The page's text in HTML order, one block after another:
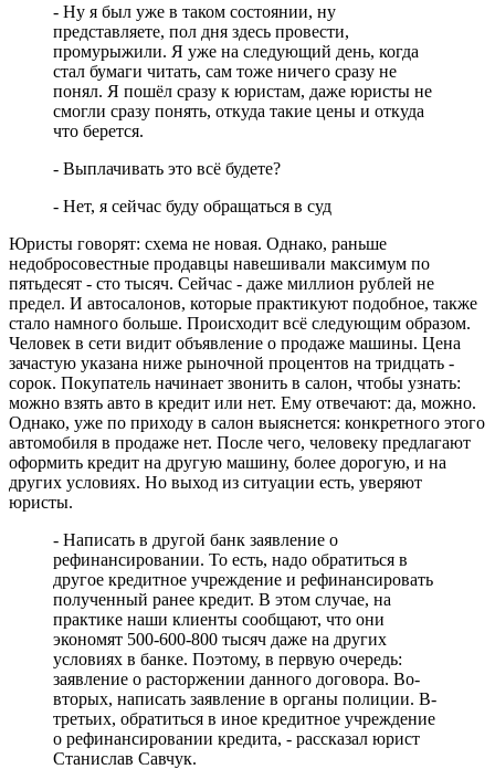
- Ну я был уже в таком состоянии, ну
представляете, пол дня здесь провести,
промурыжили. Я уже на следующий день, когда
стал бумаги читать, сам тоже ничего сразу не
понял. Я пошёл сразу к юристам, даже юристы не
смогли сразу понять, откуда такие цены и откуда
что берется.
- Выплачивать это всё будете?
- Нет, я сейчас буду обращаться в суд
Юристы говорят: схема не новая. Однако, раньше
недобросовестные продавцы навешивали максимум по
пятьдесят - сто тысяч. Сейчас - даже миллион рублей не
предел. И автосалонов, которые практикуют подобное, также
стало намного больше. Происходит всё следующим образом.
Человек в сети видит объявление о продаже машины. Цена
зачастую указана ниже рыночной процентов на тридцать -
сорок. Покупатель начинает звонить в салон, чтобы узнать:
можно взять авто в кредит или нет. Ему отвечают: да, можно.
Однако, уже по приходу в салон выяснется: конкретного этого
автомобиля в продаже нет. После чего, человеку предлагают
оформить кредит на другую машину, более дорогую, и на
других условиях. Но выход из ситуации есть, уверяют
юристы.
- Написать в другой банк заявление о
рефинансировании. То есть, надо обратиться в
другое кредитное учреждение и рефинансировать
полученный ранее кредит. В этом случае, на
практике наши клиенты сообщают, что они
экономят 500-600-800 тысяч даже на других
условиях в банке. Поэтому, в первую очередь:
заявление о расторжении данного договора. Во-
вторых, написать заявление в органы полиции. В-
третьих, обратиться в иное кредитное учреждение
о рефинансировании кредита, - рассказал юрист
Станислав Савчук.